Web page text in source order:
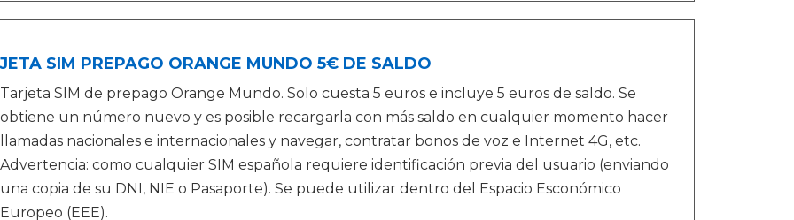
SIM PREPAGO ORANGE MUNDO 5€ DE SALDO
Tarjeta SIM de prepago Orange Mundo. Solo cuesta 5 euros e incluye 5 euros de saldo. Se
obtiene un número nuevo y es posible recargarla con más saldo en cualquier momento hacer
llamadas nacionales e internacionales y navegar, contratar bonos de voz e Internet 4G, etc.
Advertencia: como cualquier SIM española requiere identificación previa del usuario (enviando
una copia de su DNI, NIE o Pasaporte). Se puede utilizar dentro del Espacio Esconómico
Europeo (EEE).